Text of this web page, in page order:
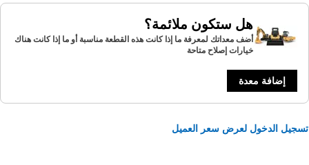
هل ستكون ملائمة؟
أضف معداتك لمعرفة ما إذا كانت هذه القطعة مناسبة أو ما إذا كانت هناك
خيارات إصلاح متاحة
إضافة معدة
الدخول لعرض سعر العميل